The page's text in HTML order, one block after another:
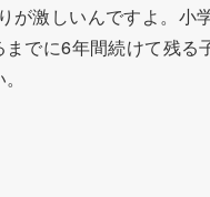
が激しいんですよ。小
でに6年間続けて残る